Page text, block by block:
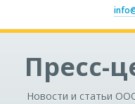
Пресс-
Новости и статьи